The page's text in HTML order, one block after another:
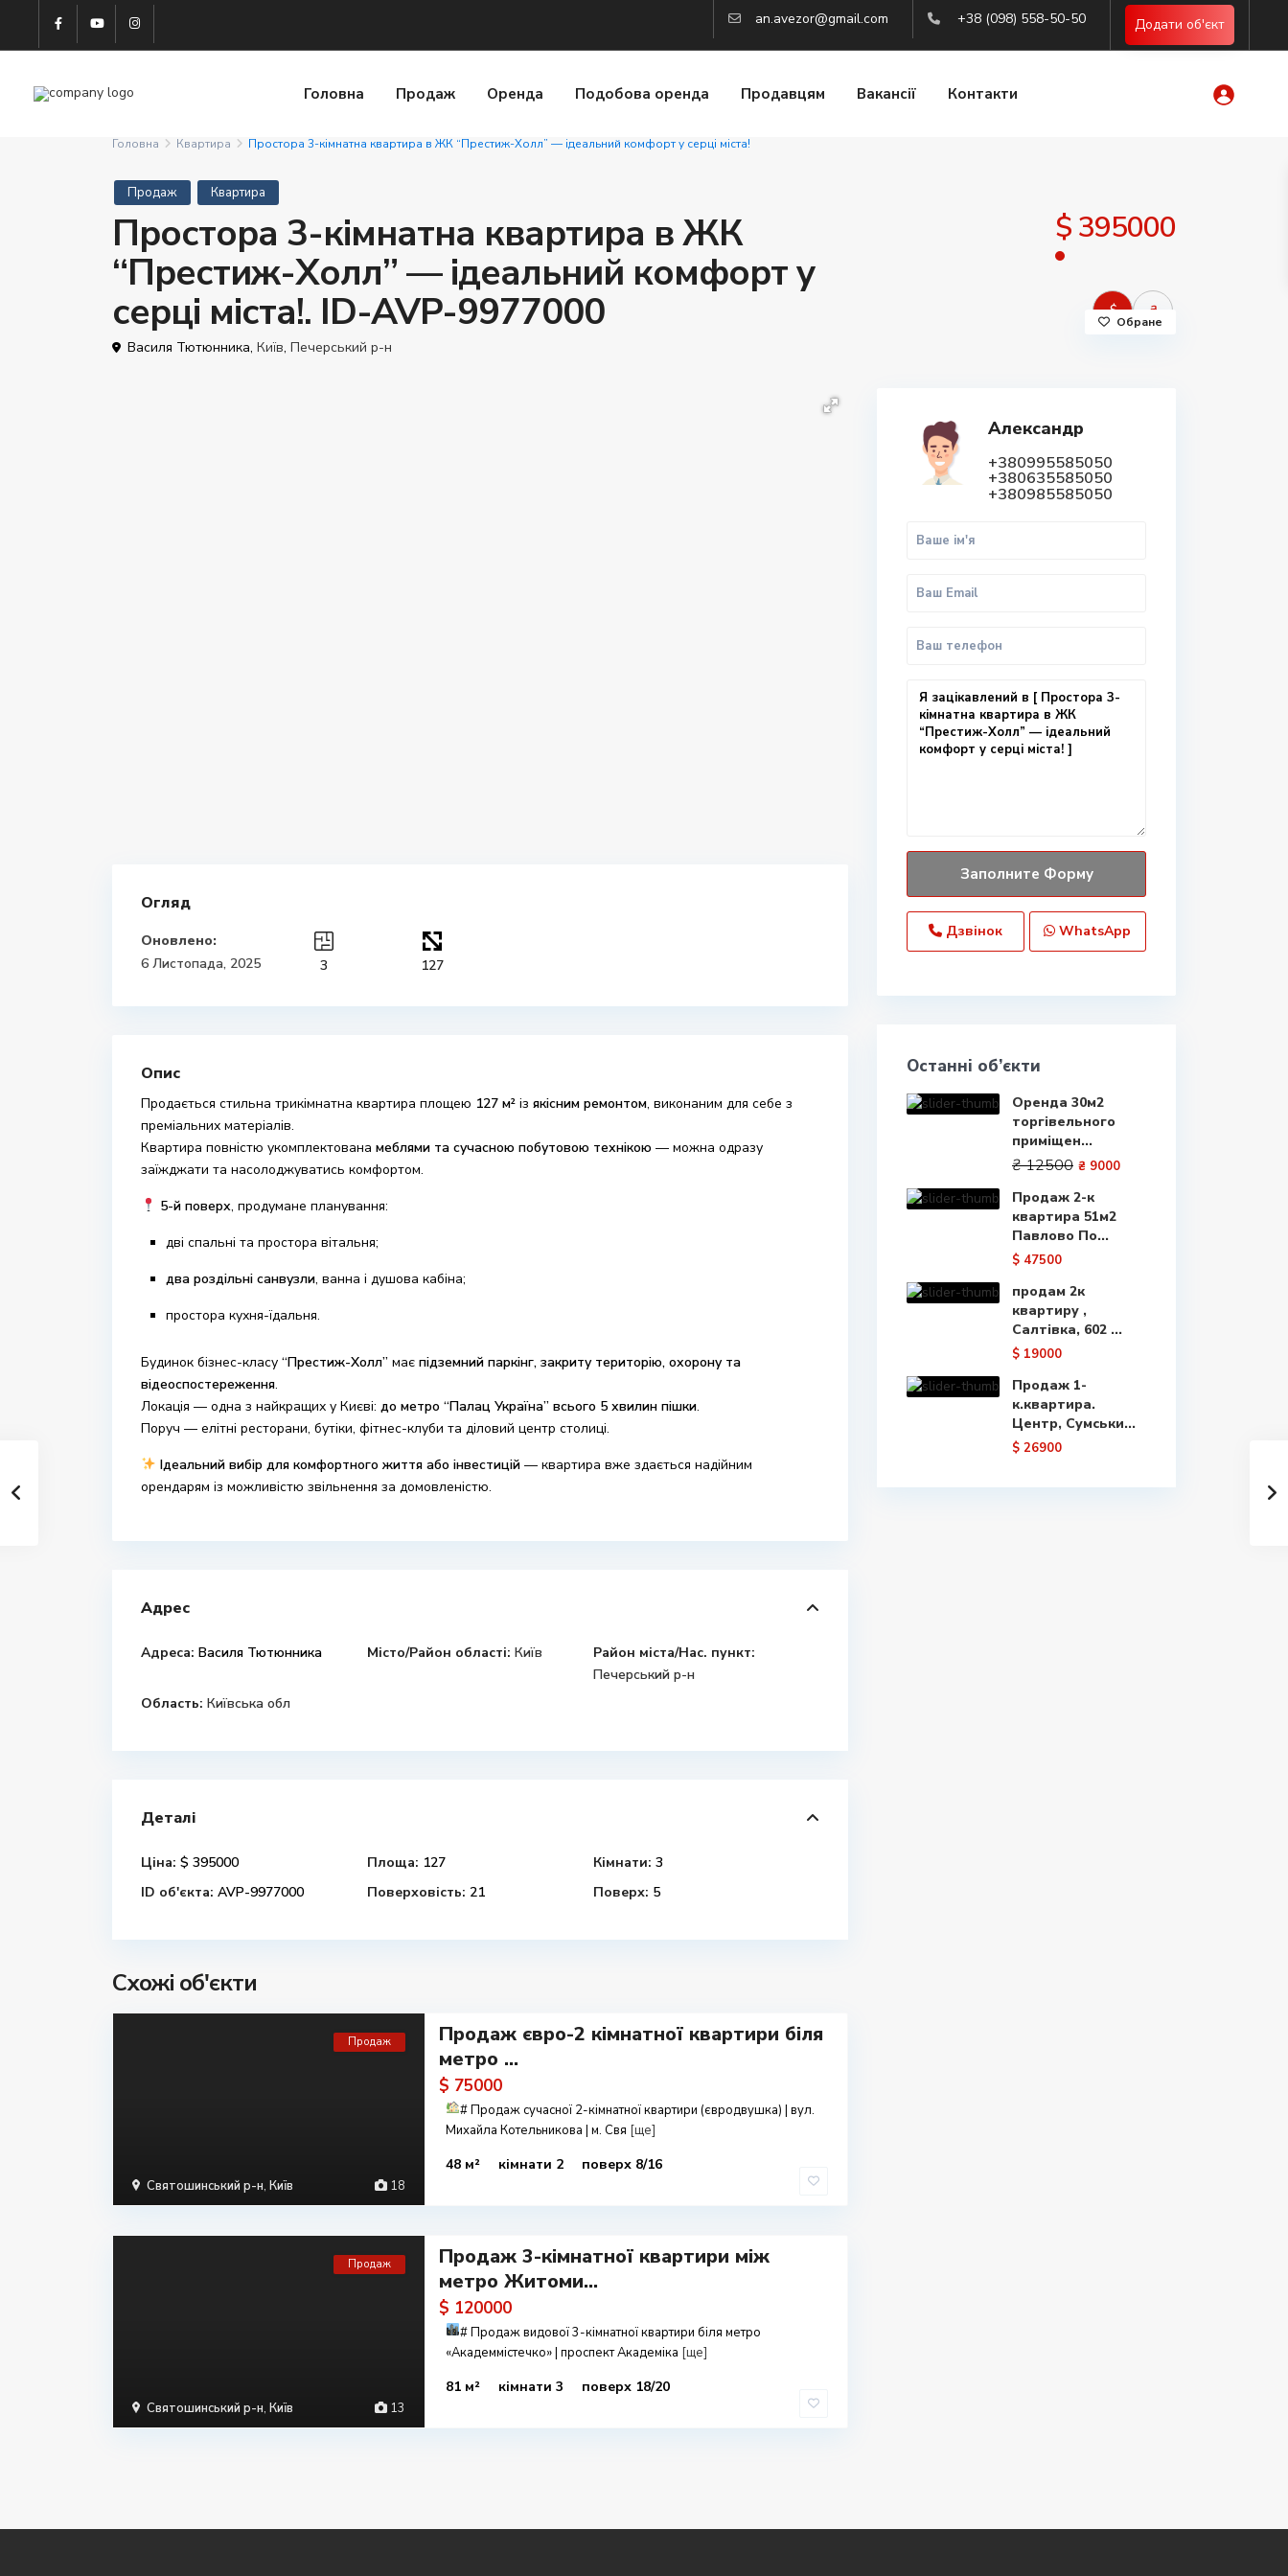
an.avezor@gmail.com +38 (098) 558-50-50 Додати об'єкт
Головна Продаж Оренда Подобова оренда Продавцям Вакансії Контакти
Головна Квартира Простора 3-кімнатна квартира в ЖК “Престиж-Холл” — ідеальний комфорт у серці міста!
Продаж Квартира
Простора 3-кімнатна квартира в ЖК
“Престиж-Холл” — ідеальний комфорт у
серці міста!. ID-AVP-9977000
$ 395000
$ ₴
Василя Тютюнника, Київ, Печерський р-н
Обране
Огляд
Оновлено:
6 Листопада, 2025
3 127
Опис
Продається стильна трикімнатна квартира площею 127 м² із якісним ремонтом, виконаним для себе з
преміальних матеріалів.
Квартира повністю укомплектована меблями та сучасною побутовою технікою — можна одразу
заїжджати та насолоджуватись комфортом.
5-й поверх, продумане планування:
дві спальні та простора вітальня;
два роздільні санвузли, ванна і душова кабіна;
простора кухня-їдальня.
Будинок бізнес-класу “Престиж-Холл” має підземний паркінг, закриту територію, охорону та
відеоспостереження.
Локація — одна з найкращих у Києві: до метро “Палац Україна” всього 5 хвилин пішки.
Поруч — елітні ресторани, бутіки, фітнес-клуби та діловий центр столиці.
Ідеальний вибір для комфортного життя або інвестицій— квартира вже здається надійним
орендарям із можливістю звільнення за домовленістю.
Адрес
Адреса: Василя Тютюнника Місто/Район області: Київ
Район міста/Нас. пункт:
Печерський р-н
Область: Київська обл
Деталі
Ціна: $ 395000 Площа: 127 Кімнати: 3
ID об'єкта: AVP-9977000 Поверховість: 21 Поверх: 5
Схожі об'єкти
18
Святошинський р-н, Київ
Продаж
Продаж євро-2 кімнатної квартири біля
метро ...
$ 75000
#Продаж сучасної 2-кімнатної квартири (євродвушка) | вул.
Михайла Котельникова | м. Свя [ще]
48 м² кімнати 2 поверх 8/16
13
Святошинський р-н, Київ
Продаж
Продаж 3-кімнатної квартири між
метро Житоми...
$ 120000
#Продаж видової 3-кімнатної квартири біля метро
«Академмістечко» | проспект Академіка [ще]
81 м² кімнати 3 поверх 18/20
Александр
+380995585050
+380635585050
+380985585050
Дзвінок WhatsApp
Останні об’єкти
Оренда 30м2
торгівельного
приміщен...
₴ 12500 ₴ 9000
Продаж 2-к
квартира 51м2
Павлово По...
$ 47500
продам 2к
квартиру ,
Салтівка, 602 ...
$ 19000
Продаж 1-
к.квартира.
Центр, Сумськи...
$ 26900